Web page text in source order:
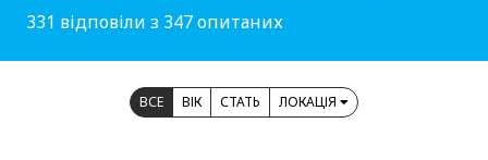
331 відповіли з 347 опитаних
ВСЕ ВІК СТАТЬ ЛОКАЦІЯ